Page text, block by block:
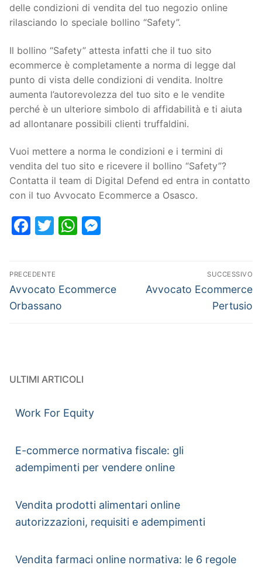
delle condizioni di vendita del tuo negozio online
rilasciando lo speciale bollino “Safety”.
Il bollino “Safety” attesta infatti che il tuo sito
ecommerce è completamente a norma di legge dal
punto di vista delle condizioni di vendita. Inoltre
aumenta l’autorevolezza del tuo sito e le vendite
perché è un ulteriore simbolo di affidabilità e ti aiuta
ad allontanare possibili clienti truffaldini.
Vuoi mettere a norma le condizioni e i termini di
vendita del tuo sito e ricevere il bollino “Safety”?
Contatta il team di Digital Defend ed entra in contatto
con il tuo Avvocato Ecommerce a Osasco.
Facebook
TwitterWhatsApp
PRECEDENTE
Avvocato Ecommerce
Orbassano
SUCCESSIVO
Avvocato Ecommerce
Pertusio
ULTIMI ARTICOLI
Work For Equity
E-commerce normativa fiscale: gli
adempimenti per vendere online
Vendita prodotti alimentari online
autorizzazioni, requisiti e adempimenti
Vendita farmaci online normativa: le 6 regole